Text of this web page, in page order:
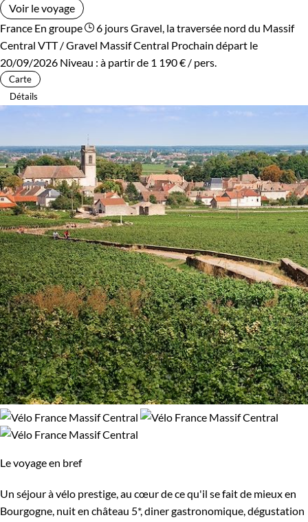
Voir le voyage
France En groupe 6 joursGravel, la traversée nord du Massif
Central VTT / Gravel Massif Central Prochain départ le
20/09/2026 Niveau : à partir de 1 190 € / pers.
Carte
Détails
Le voyage en bref
Un séjour à vélo prestige, au cœur de ce qu'il se fait de mieux en
Bourgogne, nuit en château 5*, diner gastronomique, dégustation